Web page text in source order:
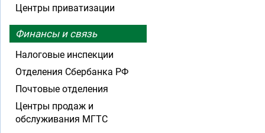
Центры приватизации
Финансы и связь
Налоговые инспекции
Отделения Сбербанка РФ
Почтовые отделения
Центры продаж и
обслуживания МГТС